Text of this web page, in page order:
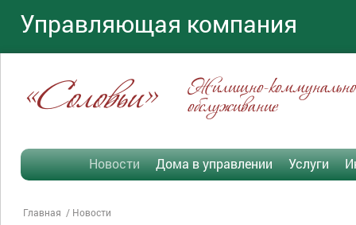
Управляющая компания
«Соловьи» Жилищно-
обслуживание
Новости Дома в управлении Услуги
Главная Новости